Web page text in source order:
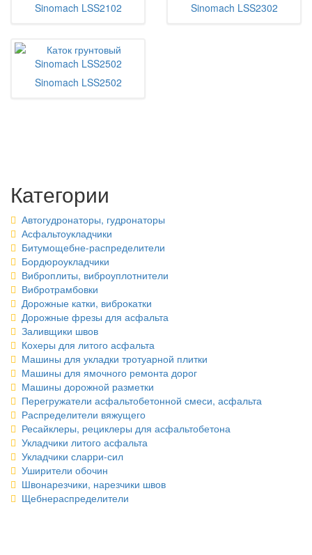
Sinomach LSS2102 Sinomach LSS2302
Sinomach LSS2502
Категории
Автогудронаторы, гудронаторы
Асфальтоукладчики
Битумощебне-распределители
Бордюроукладчики
Виброплиты, виброуплотнители
Вибротрамбовки
Дорожные катки, виброкатки
Дорожные фрезы для асфальта
Заливщики швов
Кохеры для литого асфальта
Машины для укладки тротуарной плитки
Машины для ямочного ремонта дорог
Машины дорожной разметки
Перегружатели асфальтобетонной смеси, асфальта
Распределители вяжущего
Ресайклеры, рециклеры для асфальтобетона
Укладчики литого асфальта
Укладчики сларри-сил
Уширители обочин
Швонарезчики, нарезчики швов
Щебнераспределители